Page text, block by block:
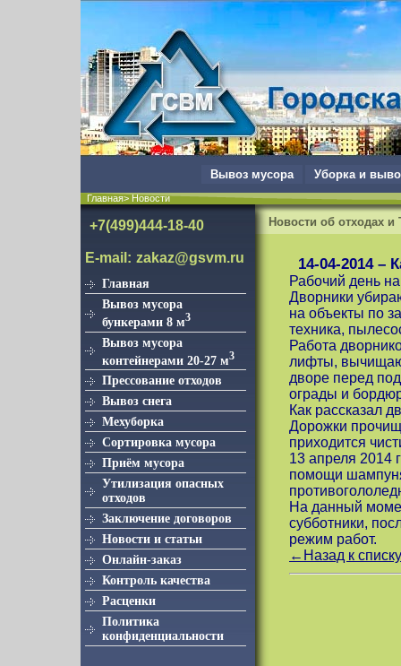
Вывоз мусора Уборка и
Главная> Новости
+7(499)444-18-40
E-mail: zakaz@gsvm.ru
Главная
Вывоз мусора
бункерами 8 м3
Вывоз мусора
контейнерами 20-27 м3
Прессование отходов
Вывоз снега
Мехуборка
Сортировка мусора
Приём мусора
Утилизация опасных
отходов
Заключение договоров
Новости и статьи
Онлайн-заказ
Контроль качества
Расценки
Политика
конфиденциальности
Новости об отходах и
14-04-2014 –
Рабочий день
Дворники
на объекты по
техника,
Работа
лифты,
дворе перед
ограды и
Как рассказал
Дорожки
приходится
13 апреля 2014
помощи
На данный
субботники,
режим работ.
←Назад к